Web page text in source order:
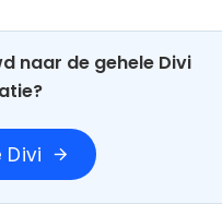
naar de gehele Divi
arrow_forward